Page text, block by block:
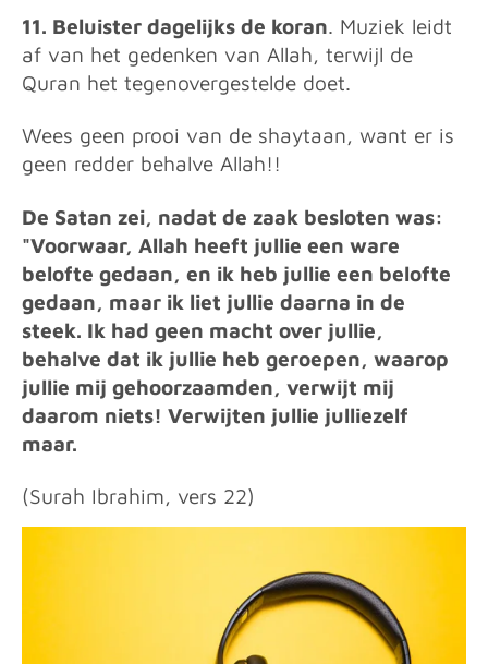
11. Beluister dagelijks de koran. Muziek leidt
af van het gedenken van Allah, terwijl de
Quran het tegenovergestelde doet.
Wees geen prooi van de shaytaan, want er is
geen redder behalve Allah!!
De Satan zei, nadat de zaak besloten was:
"Voorwaar, Allah heeft jullie een ware
belofte gedaan, en ik heb jullie een belofte
gedaan, maar ik liet jullie daarna in de
steek. Ik had geen macht over jullie,
behalve dat ik jullie heb geroepen, waarop
jullie mij gehoorzaamden, verwijt mij
daarom niets! Verwijten jullie julliezelf
maar.
(Surah Ibrahim, vers 22)